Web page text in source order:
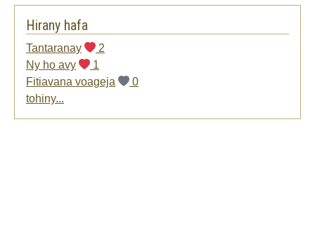
Hirany hafa
Tantaranay
2
Ny ho avy
1
Fitiavana voageja
0
tohiny...